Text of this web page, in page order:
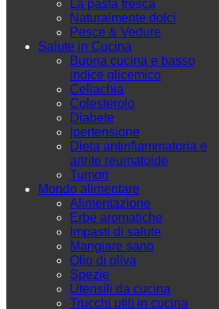
La pasta fresca
Naturalmente dolci
Pesce & Vedure
Salute in Cucina
Buona cucina e basso
indice glicemico
Celiachia
Colesterolo
Diabete
Ipertensione
Dieta antinfiammatoria e
artrite reumatoide
Tumori
Mondo alimentare
Alimentazione
Erbe aromatiche
Impasti di salute
Mangiare sano
Olio di oliva
Spezie
Utensili da cucina
Trucchi utili in cucina